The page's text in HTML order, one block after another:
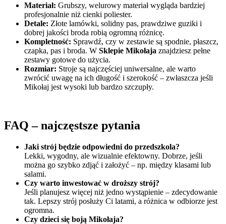
Materiał: Grubszy, welurowy materiał wygląda bardziej
profesjonalnie niż cienki poliester.
Detale: Złote lamówki, solidny pas, prawdziwe guziki i
dobrej jakości broda robią ogromną różnicę.
Kompletność: Sprawdź, czy w zestawie są spodnie, płaszcz,
czapka, pas i broda. W Sklepie Mikołaja znajdziesz pełne
zestawy gotowe do użycia.
Rozmiar: Stroje są najczęściej uniwersalne, ale warto
zwrócić uwagę na ich długość i szerokość – zwłaszcza jeśli
Mikołaj jest wysoki lub bardzo szczupły.
FAQ – najczęstsze pytania
Jaki strój będzie odpowiedni do przedszkola?
Lekki, wygodny, ale wizualnie efektowny. Dobrze, jeśli
można go szybko zdjąć i założyć – np. między klasami lub
salami.
Czy warto inwestować w droższy strój?
Jeśli planujesz więcej niż jedno wystąpienie – zdecydowanie
tak. Lepszy strój posłuży Ci latami, a różnica w odbiorze jest
ogromna.
Czy dzieci się boją Mikołaja?